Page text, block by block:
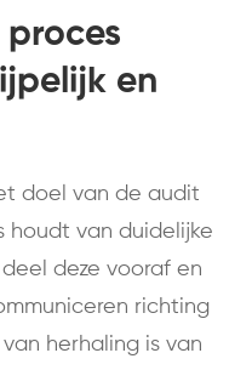
en
doel van de audit
houdt van duidelijke
deze vooraf en
richting
herhaling is van